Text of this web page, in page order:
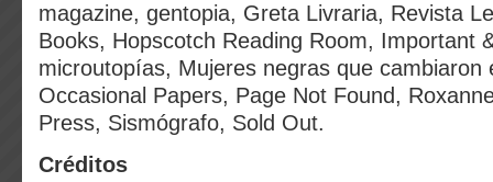
magazine, ​​gentopia, Greta Livraria, Revista
Books, Hopscotch Reading Room, Important
microutopías, Mujeres negras que cambiaron
Occasional Papers, Page Not Found,
Press, Sismógrafo, Sold Out.
Créditos